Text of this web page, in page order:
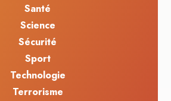
Santé
Science
Sécurité
Sport
Technologie
Terrorisme